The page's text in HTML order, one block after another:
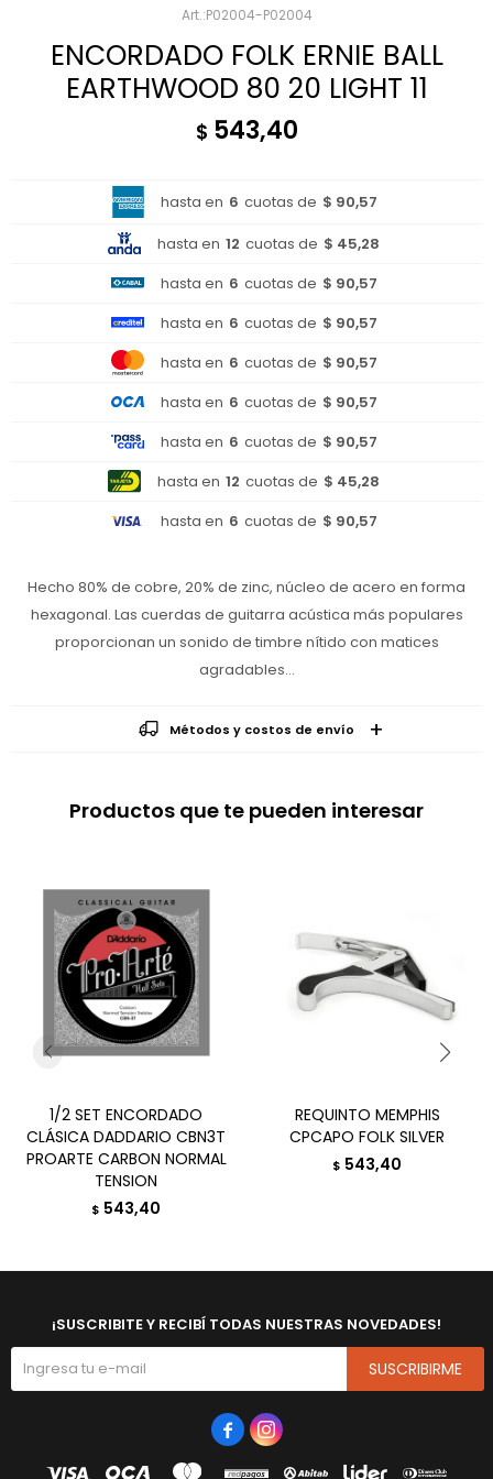
P02004-P02004
ENCORDADO FOLK ERNIE BALL
EARTHWOOD 80 20 LIGHT 11
$ 543,40
hasta en 6 cuotas de $ 90,57
hasta en 12 cuotas de $ 45,28
hasta en 6 cuotas de $ 90,57
hasta en 6 cuotas de $ 90,57
hasta en 6 cuotas de $ 90,57
hasta en 6 cuotas de $ 90,57
hasta en 6 cuotas de $ 90,57
hasta en 12 cuotas de $ 45,28
hasta en 6 cuotas de $ 90,57
Hecho 80% de cobre, 20% de zinc, núcleo de acero en forma
hexagonal. Las cuerdas de guitarra acústica más populares
proporcionan un sonido de timbre nítido con matices
agradables…
Métodos y costos de envío
Productos que te pueden interesar
1/2 SET ENCORDADO
CLÁSICA DADDARIO CBN3T
PROARTE CARBON NORMAL
TENSION
$ 543,40
REQUINTO MEMPHIS
CPCAPO FOLK SILVER
$ 543,40
¡SUSCRIBITE Y RECIBÍ TODAS NUESTRAS NOVEDADES!
SUSCRIBIRME
 